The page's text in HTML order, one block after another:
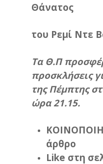
Θάνατος
του Ρεμί Ντε
Τα Θ.Π
προσκλήσεις
της Πέμπτης
ώρα 21.15.
άρθρο
Like στη